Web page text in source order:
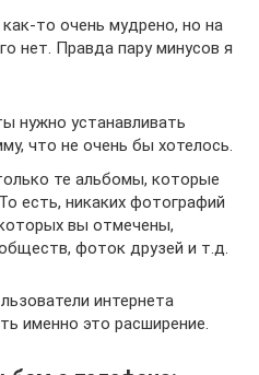
то очень мудрено, но на
нет. Правда пару минусов я
нужно устанавливать
что не очень бы хотелось.
те альбомы, которые
есть, никаких фотографий
вы отмечены,
фоток друзей и т.д.
интернета
именно это расширение.